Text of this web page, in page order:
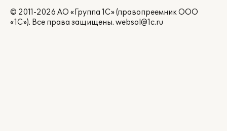
© 2011-2026 АО «Группа 1С» (правопреемник ООО
«1С»). Все права защищены. websol@1c.ru